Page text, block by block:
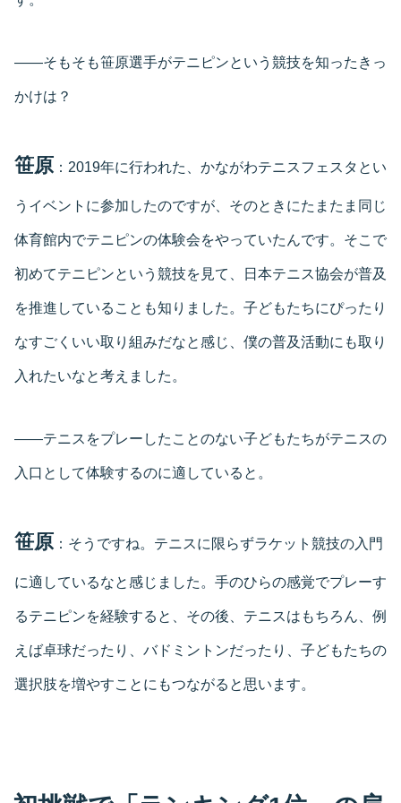
――そもそも笹原選手がテニピンという競技を知ったきっ
かけは？
笹原 ：2019年に行われた、かながわテニスフェスタとい
うイベントに参加したのですが、そのときにたまたま同じ
体育館内でテニピンの体験会をやっていたんです。そこで
初めてテニピンという競技を見て、日本テニス協会が普及
を推進していることも知りました。子どもたちにぴったり
なすごくいい取り組みだなと感じ、僕の普及活動にも取り
入れたいなと考えました。
――テニスをプレーしたことのない子どもたちがテニスの
入口として体験するのに適していると。
笹原 ：そうですね。テニスに限らずラケット競技の入門
に適しているなと感じました。手のひらの感覚でプレーす
るテニピンを経験すると、その後、テニスはもちろん、例
えば卓球だったり、バドミントンだったり、子どもたちの
選択肢を増やすことにもつながると思います。